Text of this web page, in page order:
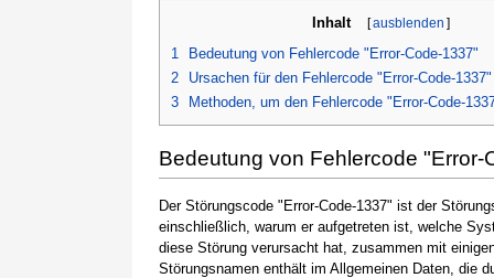
Inhalt [ausblenden ]
1
Bedeutung von Fehlercode "Error-Code-1337"
2
Ursachen für den Fehlercode "Error-Code-1337"
3
Methoden, um den Fehlercode "Error-Code-
Bedeutung von Fehlercode "Error-
Der Störungscode "Error-Code-1337" ist der
einschließlich, warum er aufgetreten ist, welche
diese Störung verursacht hat, zusammen mit
Störungsnamen enthält im Allgemeinen Daten, die